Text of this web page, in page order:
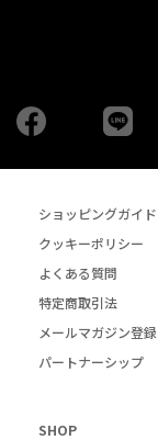
Facebook
ショッピングガイド
クッキーポリシー
よくある質問
特定商取引法
メールマガジン登録
パートナーシップ
SHOP